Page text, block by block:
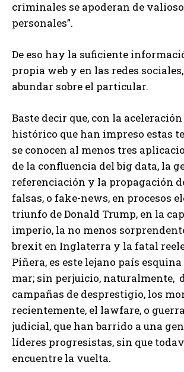
criminales se apoderan de
personales”.
De eso hay la suficiente
propia web y en las redes
abundar sobre el particular.
Baste decir que, con la
histórico que han impreso estas
se conocen al menos tres
de la confluencia del big data, la
referenciación y la propagación
falsas, o fake-news, en procesos
triunfo de Donald Trump, en la
imperio, la no menos
brexit en Inglaterra y la fatal
Piñera, es este lejano país
mar; sin perjuicio, naturalmente,
campañas de desprestigio, los
recientemente, el lawfare, o
judicial, que han barrido a una
líderes progresistas, sin que
encuentre la vuelta.